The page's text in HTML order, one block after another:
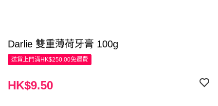
Darlie 雙重薄荷牙膏 100g
送貨上門滿HK$250.00免運費
HK$9.50